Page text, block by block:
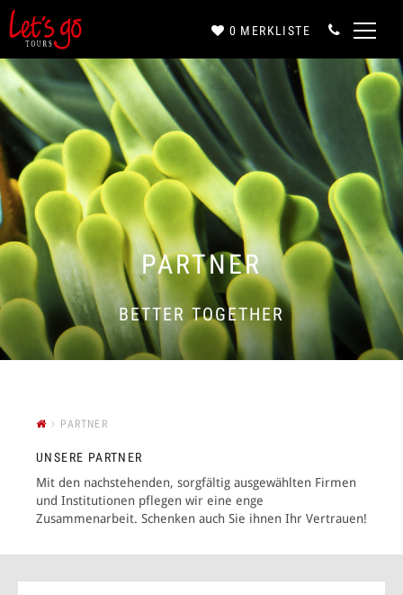
0 MERKLISTE
BETTER TOGETHER
PARTNER
PARTNER
UNSERE PARTNER
Mit den nachstehenden, sorgfältig ausgewählten Firmen
und Institutionen pflegen wir eine enge
Zusammenarbeit. Schenken auch Sie ihnen Ihr Vertrauen!
Anrede*
Vorname*
Nachname*
E-Mail*